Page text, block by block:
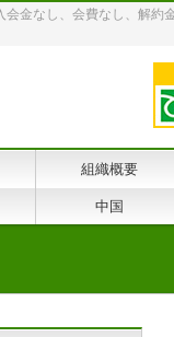
金なし、会費なし、解約
組織概要
中国